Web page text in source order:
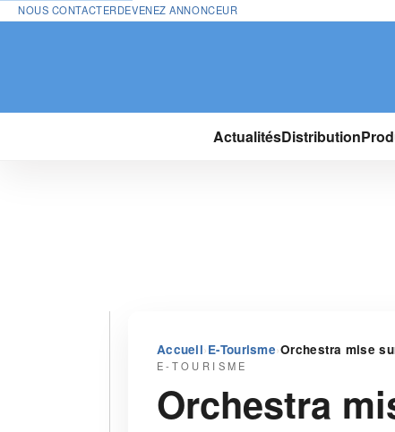
NOUS CONTACTERDEVENEZ ANNONCEUR
ActualitésDistribution
Accueil›E-Tourisme›Orchestra mise
E-TOURISME
Orchestra